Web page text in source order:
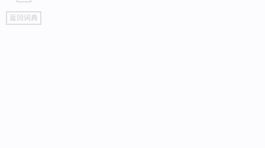
go
top
返回词典